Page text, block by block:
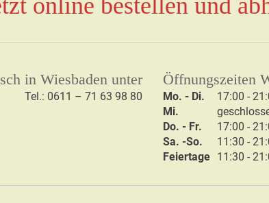
online bestellen und
in Wiesbaden unter
Tel.: 0611 – 71 63 98 80
Öffnungszeiten
Mo. - Di. 17:00 -
Mi.
g
Do. - Fr.
17:00 -
Sa. -So.
11:30 -
Feiertage 11:30 -